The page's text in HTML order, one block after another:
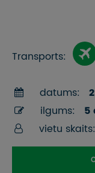
Transports:
datums:
ilgums:
5
vietu skaits: